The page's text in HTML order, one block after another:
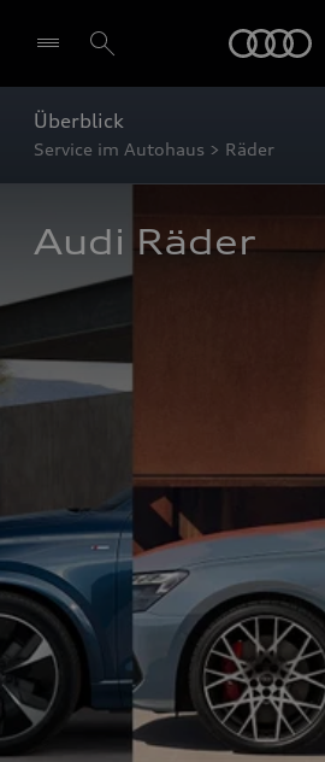
Überblick
Service im Autohaus > Räder
Audi Räder